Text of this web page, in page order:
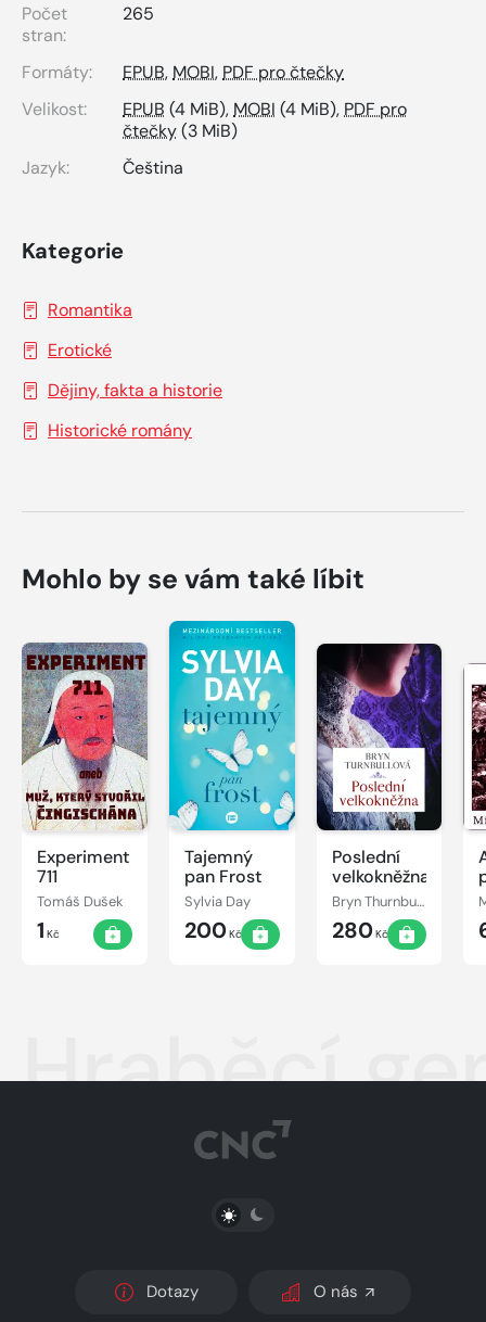
Počet
stran:
265
Formáty: EPUB, MOBI, PDF pro čtečky
Velikost:
EPUB (4 MiB), MOBI (4 MiB), PDF pro
čtečky(3 MiB)
Jazyk:
Čeština
Kategorie
Romantika
Erotické
Dějiny, fakta a historie
Historické romány
Mohlo by se vám také líbit
Experiment
711
Tomáš Dušek
1 Kč
Tajemný
pan Frost
Sylvia Day
200Kč
Poslední
velkokněžna
Bryn Thurnbullová
280Kč
Hraběcí
PŘEPNOUT SVĚTLÝ/TMAVÝ REŽIM
Dotazy O nás